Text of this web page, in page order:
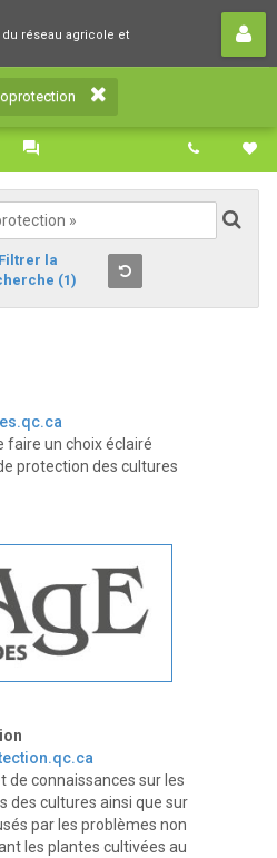
réseau agricole et
du réseau agricole et
Filtrer la
(1)
un choix éclairé
protection des cultures
de connaissances sur les
des cultures ainsi que sur
par les problèmes non
les plantes cultivées au